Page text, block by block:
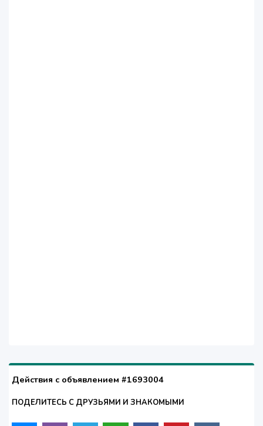
Действия с объявлением #1693004
ПОДЕЛИТЕСЬ С ДРУЗЬЯМИ И ЗНАКОМЫМИ